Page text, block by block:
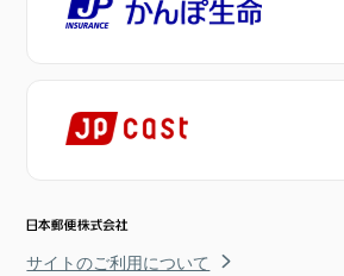
サイトのご利用について